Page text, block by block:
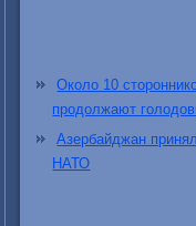
Около 10
продолжают
Азербайджан
НАТО